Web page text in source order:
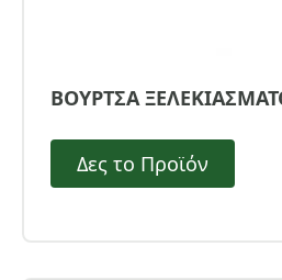
ΒΟΥΡΤΣΑ
Δες το Προϊόν